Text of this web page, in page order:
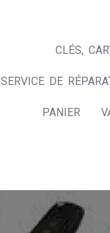
CLÉS,
SERVICE DE
PANIER